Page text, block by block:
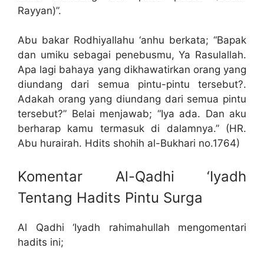
Rayyan)”.
Abu bakar Rodhiyallahu ‘anhu berkata; “Bapak
dan umiku sebagai penebusmu, Ya Rasulallah.
Apa lagi bahaya yang dikhawatirkan orang yang
diundang dari semua pintu-pintu tersebut?.
Adakah orang yang diundang dari semua pintu
tersebut?” Belai menjawab; “Iya ada. Dan aku
berharap kamu termasuk di dalamnya.” (HR.
Abu hurairah. Hdits shohih al-Bukhari no.1764)
Komentar Al-Qadhi ‘Iyadh
Tentang Hadits Pintu Surga
Al Qadhi ‘Iyadh rahimahullah mengomentari
hadits ini;